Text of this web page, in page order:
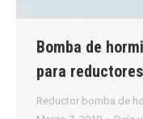
Bomba de
para
Reductor bomba de